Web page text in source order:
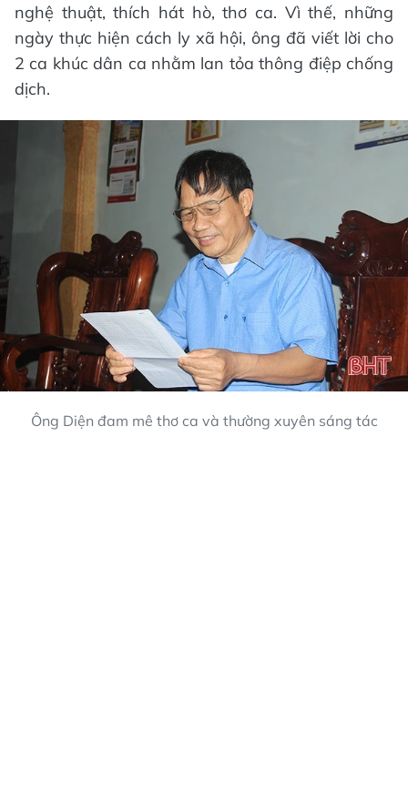
nghệ thuật, thích hát hò, thơ ca. Vì thế, những
ngày thực hiện cách ly xã hội, ông đã viết lời cho
2 ca khúc dân ca nhằm lan tỏa thông điệp chống
dịch.
Ông Diện đam mê thơ ca và thường xuyên sáng tác